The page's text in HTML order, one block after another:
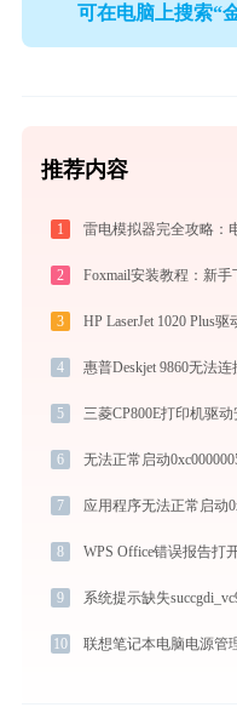
可在电脑上搜索“
推荐内容
1
2 Foxmail安装教程：新
3 HP LaserJet 1020 Plus
4 惠普Deskjet 9860无法
5
6 无法正常启动
7 应用程序无法正常启动
8
9 系统提示缺失
10